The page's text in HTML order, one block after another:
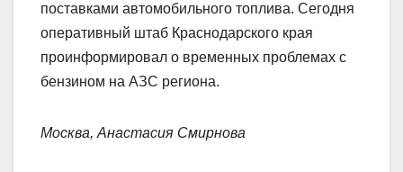
поставками автомобильного топлива. Сегодня
оперативный штаб Краснодарского края
проинформировал о временных проблемах с
бензином на АЗС региона.
Москва, Анастасия Смирнова